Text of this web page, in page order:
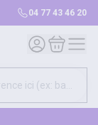
04 77 43 46 20
Mon compte
Mon